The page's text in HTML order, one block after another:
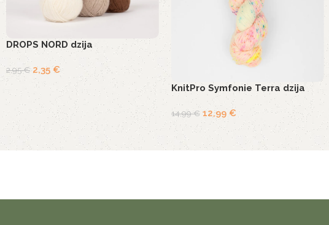
DROPS NORD dzija
2,95€ 2,35 €
KnitPro Symfonie Terra dzija
14,99€ 12,99 €